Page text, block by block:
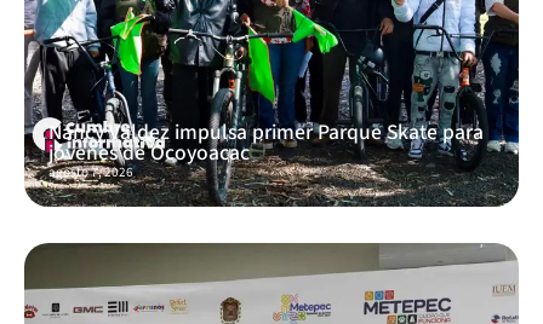
Nancy Valdez impulsa primer Parque Skate para
jóvenes de Ocoyoacac
agosto 7, 2026